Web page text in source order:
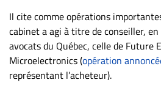
Il cite comme opérations
cabinet a agi à titre de conseiller,
avocats du Québec, celle de Future
Microelectronics (opération
représentant l’acheteur).